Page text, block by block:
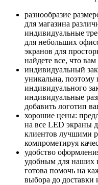
разнообразие
для магазина
индивидуальные
для небольших
экранов для
найдете все, что
индивидуальный
уникальна, поэтому
индивидуального
индивидуальные
добавить логотип
хорошие цены:
на все LED экраны
клиентов лучшими
компрометируя
удобство
удобным для наших
готова помочь на
выбора до доставки